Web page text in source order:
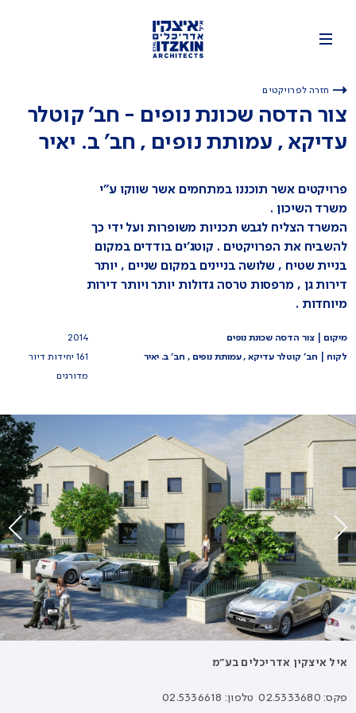
חזרה לפרויקטים
צור הדסה שכונת נופים - חב' קוטלר
עדיקא , עמותת נופים , חב' ב. יאיר
פרויקטים אשר תוכננו במתחמים אשר שווקו ע"י
משרד השיכון .
המשרד הצליח לגבש תכניות משופרות ועל ידי כך
להשביח את הפרויקטים . קוטג'ים בודדים במקום
בניית שטיח , שלושה בניינים במקום שניים , יותר
דירות גן , מרפסות טרסה גדולות יותר ויותר דירות
מיוחדות .
מיקום | צור הדסה שכונת נופים
לקוח | חב' קוטלר עדיקא , עמותת נופים , חב' ב. יאיר
2014
161 יחידות דיור
מדורגים
איל איצקין אדריכלים בע״מ
פקס: 02.5333680 טלפון: 02.5336618